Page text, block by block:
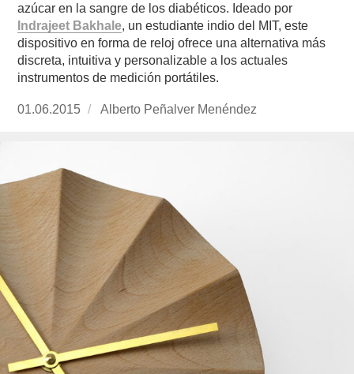
azúcar en la sangre de los diabéticos. Ideado por
Indrajeet Bakhale, un estudiante indio del MIT, este
dispositivo en forma de reloj ofrece una alternativa más
discreta, intuitiva y personalizable a los actuales
instrumentos de medición portátiles.
Publicado
01.06.2015
https://www.experimenta.es/author/alberto-
Alberto Peñalver Menéndez